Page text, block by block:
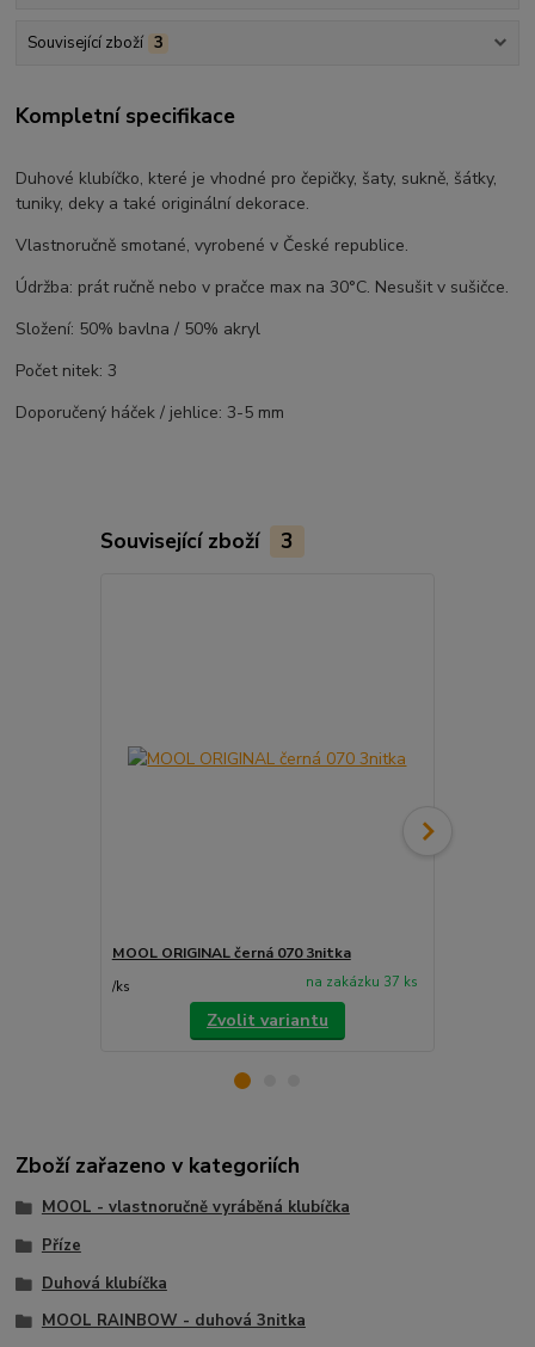
Související zboží 3
Kompletní specifikace
Duhové klubíčko, které je vhodné pro čepičky, šaty, sukně, šátky,
tuniky, deky a také originální dekorace.
Vlastnoručně smotané, vyrobené v České republice.
Údržba: prát ručně nebo v pračce max na 30°C. Nesušit v sušičce.
Složení: 50% bavlna / 50% akryl
Počet nitek: 3
Doporučený háček / jehlice: 3-5 mm
Související zboží 3
MOOL ORIGINAL černá 070 3nitka
/ks na zakázku 37 ks
Zvolit variantu
Zboží zařazeno v kategoriích
MOOL - vlastnoručně vyráběná klubíčka
Příze
Duhová klubíčka
MOOL RAINBOW - duhová 3nitka